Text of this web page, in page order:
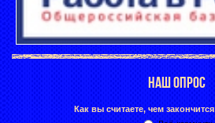
НАШ ОПРОС
Как вы считаете, чем